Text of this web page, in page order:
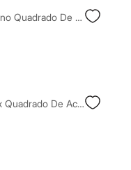
Óculos De Sol Masculino Quadrado De Acetato Triton Cinza
Óculos De Sol Unissex Quadrado De Acetato Preto